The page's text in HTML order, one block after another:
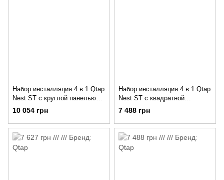
Набор инсталляция 4 в 1 Qtap
Nest ST с круглой панелью
смыва QT0133M425V1163GB
10 054 грн
Набор инсталляция 4 в 1 Qtap
Nest ST с квадратной
панелью смыва
QT0133M425M06029SAT
7 488 грн